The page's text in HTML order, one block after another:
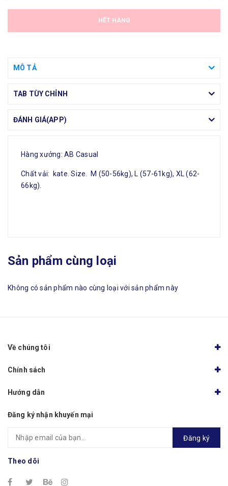
HẾT HÀNG
MÔ TẢ
TAB TÙY CHỈNH
ĐÁNH GIÁ(APP)
Hàng xưởng: AB Casual
Chất vải: kate. Size. M (50-56kg), L (57-61kg), XL (62-
66kg).
Sản phẩm cùng loại
Không có sản phẩm nào cùng loại với sản phẩm này
Về chúng tôi
Chính sách
Hướng dẫn
Đăng ký nhận khuyến mại
Đăng ký
Theo dõi